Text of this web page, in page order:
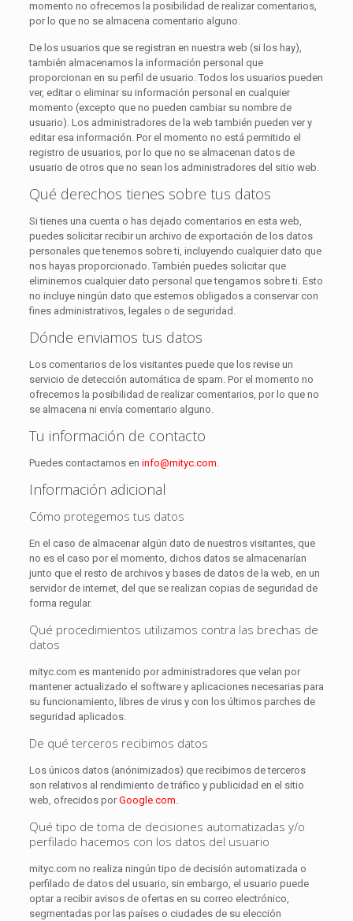
momento no ofrecemos la posibilidad de realizar comentarios,
por lo que no se almacena comentario alguno.
De los usuarios que se registran en nuestra web (si los hay),
también almacenamos la información personal que
proporcionan en su perfil de usuario. Todos los usuarios pueden
ver, editar o eliminar su información personal en cualquier
momento (excepto que no pueden cambiar su nombre de
usuario). Los administradores de la web también pueden ver y
editar esa información. Por el momento no está permitido el
registro de usuarios, por lo que no se almacenan datos de
usuario de otros que no sean los administradores del sitio web.
Qué derechos tienes sobre tus datos
Si tienes una cuenta o has dejado comentarios en esta web,
puedes solicitar recibir un archivo de exportación de los datos
personales que tenemos sobre ti, incluyendo cualquier dato que
nos hayas proporcionado. También puedes solicitar que
eliminemos cualquier dato personal que tengamos sobre ti. Esto
no incluye ningún dato que estemos obligados a conservar con
fines administrativos, legales o de seguridad.
Dónde enviamos tus datos
Los comentarios de los visitantes puede que los revise un
servicio de detección automática de spam. Por el momento no
ofrecemos la posibilidad de realizar comentarios, por lo que no
se almacena ni envía comentario alguno.
Tu información de contacto
Puedes contactarnos en info@mityc.com.
Información adicional
Cómo protegemos tus datos
En el caso de almacenar algún dato de nuestros visitantes, que
no es el caso por el momento, dichos datos se almacenarían
junto que el resto de archivos y bases de datos de la web, en un
servidor de internet, del que se realizan copias de seguridad de
forma regular.
Qué procedimientos utilizamos contra las brechas de
datos
mityc.com es mantenido por administradores que velan por
mantener actualizado el software y aplicaciones necesarias para
su funcionamiento, libres de virus y con los últimos parches de
seguridad aplicados.
De qué terceros recibimos datos
Los únicos datos (anónimizados) que recibimos de terceros
son relativos al rendimiento de tráfico y publicidad en el sitio
web, ofrecidos porGoogle.com.
Qué tipo de toma de decisiones automatizadas y/o
perfilado hacemos con los datos del usuario
mityc.com no realiza ningún tipo de decisión automatizada o
perfilado de datos del usuario, sin embargo, el usuario puede
optar a recibir avisos de ofertas en su correo electrónico,
segmentadas por las países o ciudades de su elección